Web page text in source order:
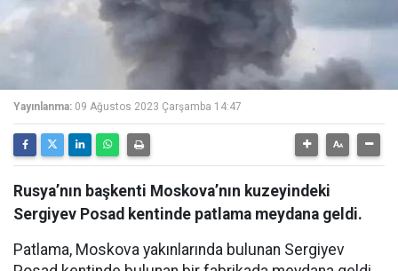
Yayınlanma: 09 Ağustos 2023 Çarşamba 14:47
Rusya’nın başkenti Moskova’nın kuzeyindeki
Sergiyev Posad kentinde patlama meydana geldi.
Patlama, Moskova yakınlarında bulunan Sergiyev